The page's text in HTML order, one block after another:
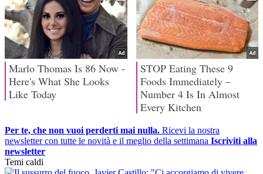
Per te, che non vuoi perderti mai nulla. Ricevi la nostra
newsletter con tutte le novità e il meglio della settimana Iscriviti alla
newsletter
Temi caldi